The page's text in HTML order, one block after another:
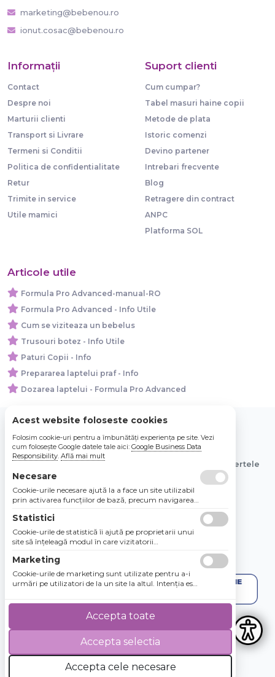
marketing@bebenou.ro
ionut.cosac@bebenou.ro
Informaţii
Contact
Despre noi
Marturii clienti
Transport si Livrare
Termeni si Conditii
Politica de confidentialitate
Retur
Trimite in service
Utile mamici
Suport clienti
Cum cumpar?
Tabel masuri haine copii
Metode de plata
Istoric comenzi
Devino partener
Intrebari frecvente
Blog
Retragere din contract
ANPC
Platforma SOL
Articole utile
Formula Pro Advanced-manual-RO
Formula Pro Advanced - Info Utile
Cum se viziteaza un bebelus
Trusouri botez - Info Utile
Paturi Copii - Info
Prepararea laptelui praf - Info
Dozarea laptelui - Formula Pro Advanced
© 2026 Bebe Nou Online Store SRL
Toate preturile sunt exprimate in lei si includ tva. Ofertele
sunt valabile in limita stocului disponibil.
4.8 / 5 ★★★★★
Acest website foloseste cookies
Folosim cookie-uri pentru a îmbunătăți experiența pe site. Vezi
cum folosește Google datele tale aici: Google Business Data
Responsibility. Află mai mult
Necesare
Cookie-urile necesare ajută la a face un site utilizabil
prin activarea funcţiilor de bază, precum navigarea
Site-ul nu poate funcţiona corespunzător fără aceste
cookie-uri.
Statistici
Cookie-urile de statistică îi ajută pe proprietarii unui
site să înţeleagă modul în care vizitatorii
raportarea informaţiilor în mod anonim.
Marketing
Cookie-urile de marketing sunt utilizate pentru a-i
urmări pe utilizatori de la un site la altul. Intenţia este
utilizatorii individuali, aşadar ele sunt mai valoroase
pentru agenţiile de puiblicitate şi părţile terţe care se
Accepta cele necesare
Accepta selectia
Accepta toate